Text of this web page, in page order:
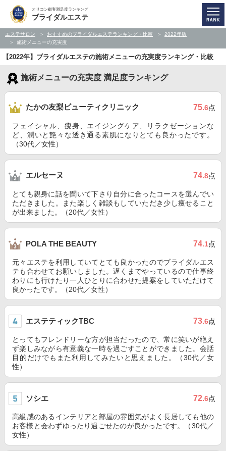
オリコン顧客満足度ランキング
ブライダルエステ
エステサロン おすすめのブライダルエステランキング・比較
2022年版
施術メニューの充実度
【2022年】ブライダルエステの施術メニューの充実度ランキング・比較
施術メニューの充実度 満足度ランキング
たかの友梨ビューティクリニック 75.6点
フェイシャル、痩身、エイジングケア、リラクゼーションな
ど、潤いと艶々な透き通る素肌になりとても良かったです。
（30代／女性）
エルセーヌ 74.8点
とても親身に話を聞いて下さり自分に合ったコースを選んでい
ただきました。また楽しく雑談もしていただき少し痩せること
が出来ました。（20代／女性）
POLA THE BEAUTY 74.1点
元々エステを利用していてとても良かったのでブライダルエス
テも合わせてお願いしました。遅くまでやっているので仕事終
わりにも行けたり一人ひとりに合わせた提案をしていただけて
良かったです。（20代／女性）
エステティックTBC 73.6点
とってもフレンドリーな方が担当だったので、常に笑いが絶え
ず楽しみながら有意義な一時を過ごすことができました。会話
目的だけでもまた利用してみたいと思えました。（30代／女
性）
ソシエ 72.6点
高級感のあるインテリアと部屋の雰囲気がよく長居しても他の
お客様と会わずゆったり過ごせたのが良かったです。（30代／
女性）